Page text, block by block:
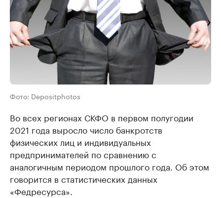
Фото: Depositphotos
Во всех регионах СКФО в первом полугодии
2021 года выросло число банкротств
физических лиц и индивидуальных
предпринимателей по сравнению с
аналогичным периодом прошлого года. Об этом
говорится в статистических данных
«Федресурса».